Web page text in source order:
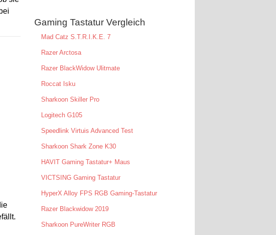
Gaming Tastatur Vergleich
Mad Catz S.T.R.I.K.E. 7
Razer Arctosa
Razer BlackWidow Ulitmate
Roccat Isku
Sharkoon Skiller Pro
Logitech G105
Speedlink Virtuis Advanced Test
Sharkoon Shark Zone K30
HAVIT Gaming Tastatur+ Maus
VICTSING Gaming Tastatur
HyperX Alloy FPS RGB Gaming-Tastatur
Razer Blackwidow 2019
Sharkoon PureWriter RGB